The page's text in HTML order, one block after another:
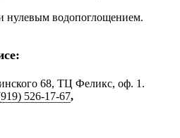
нулевым водопоглощением.
68, ТЦ Феликс, оф. 1.
526-17-67,